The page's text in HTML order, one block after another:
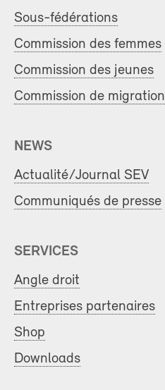
Sous-fédérations
Commission des femmes
Commission des jeunes
Commission de migration
NEWS
Actualité/Journal SEV
Communiqués de presse
SERVICES
Angle droit
Entreprises partenaires
Shop
Downloads